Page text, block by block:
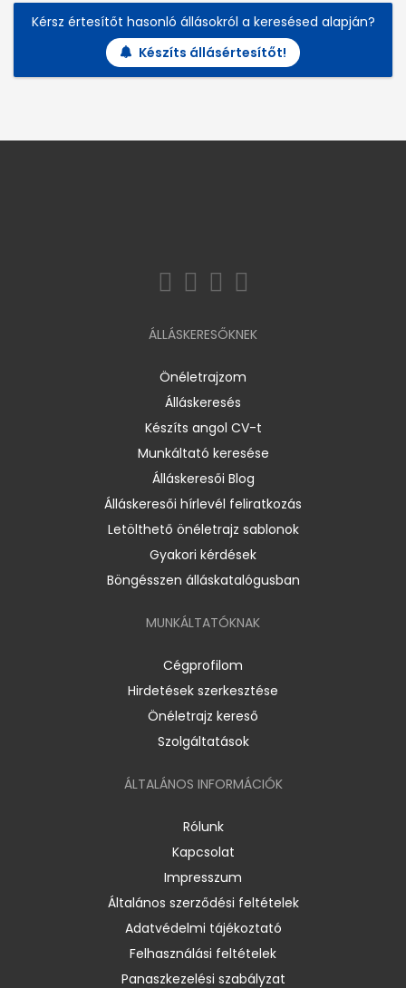
Kérsz értesítőt hasonló állásokról a keresésed alapján?
Készíts állásértesítőt!
ÁLLÁSKERESŐKNEK
Önéletrajzom
Álláskeresés
Készíts angol CV-t
Munkáltató keresése
Álláskeresői Blog
Álláskeresői hírlevél feliratkozás
Letölthető önéletrajz sablonok
Gyakori kérdések
Böngésszen álláskatalógusban
MUNKÁLTATÓKNAK
Cégprofilom
Hirdetések szerkesztése
Önéletrajz kereső
Szolgáltatások
ÁLTALÁNOS INFORMÁCIÓK
Rólunk
Kapcsolat
Impresszum
Általános szerződési feltételek
Adatvédelmi tájékoztató
Felhasználási feltételek
Panaszkezelési szabályzat